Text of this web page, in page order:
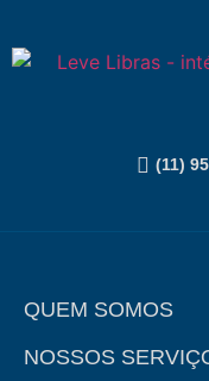
(11)
QUEM SOMOS
NOSSOS